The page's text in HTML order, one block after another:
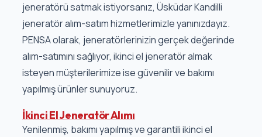
jeneratörü satmak istiyorsanız, Üsküdar Kandilli
jeneratör alım-satım hizmetlerimizle yanınızdayız.
PENSA olarak, jeneratörlerinizin gerçek değerinde
alım-satımını sağlıyor, ikinci el jeneratör almak
isteyen müşterilerimize ise güvenilir ve bakımı
yapılmış ürünler sunuyoruz.
İkinci El Jeneratör Alımı
Yenilenmiş, bakımı yapılmış ve garantili ikinci el